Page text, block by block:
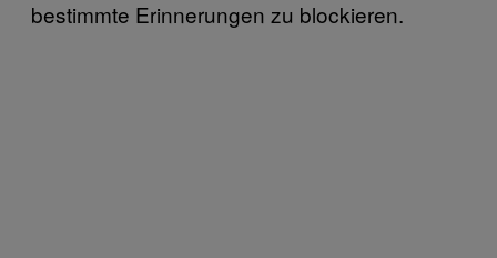
bestimmte Erinnerungen zu blockieren.